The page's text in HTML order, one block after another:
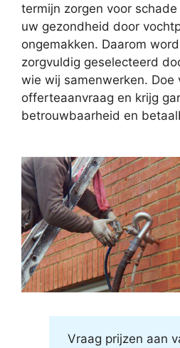
termijn zorgen voor
uw gezondheid door
ongemakken. Daarom
zorgvuldig geselecteerd
wie wij samenwerken. Doe
offerteaanvraag en krijg
betrouwbaarheid en
Vraag prijzen aan